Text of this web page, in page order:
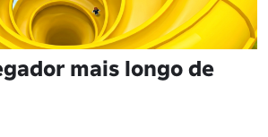
mais longo de